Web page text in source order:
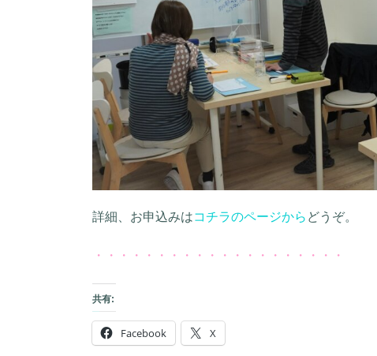
詳細、お申込みはコチラのページから どうぞ。
・・・・・・・・・・・・・・・・・・・・
共有:
Facebook X